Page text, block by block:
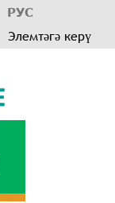
РУС
Элемтәгә керү